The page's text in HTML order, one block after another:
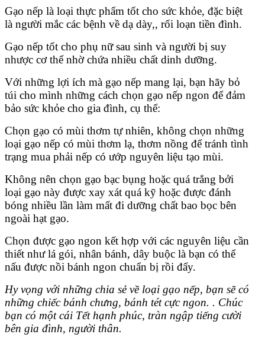
Gạo nếp là loại thực phẩm tốt cho sức khỏe, đặc biệt
là người mắc các bệnh về dạ dày,, rối loạn tiền đình.
Gạo nếp tốt cho phụ nữ sau sinh và người bị suy
nhược cơ thể nhờ chứa nhiều chất dinh dưỡng.
Với những lợi ích mà gạo nếp mang lại, bạn hãy bỏ
túi cho mình những cách chọn gạo nếp ngon để đảm
bảo sức khỏe cho gia đình, cụ thể:
Chọn gạo có mùi thơm tự nhiên, không chọn những
loại gạo nếp có mùi thơm lạ, thơm nồng để tránh tình
trạng mua phải nếp có ướp nguyên liệu tạo mùi.
Không nên chọn gạo bạc bụng hoặc quá trắng bởi
loại gạo này được xay xát quá kỹ hoặc được đánh
bóng nhiều lần làm mất đi dưỡng chất bao bọc bên
ngoài hạt gạo.
Chọn được gạo ngon kết hợp với các nguyên liệu cần
thiết như lá gói, nhân bánh, dây buộc là bạn có thể
nấu được nồi bánh ngon chuẩn bị rồi đấy.
Hy vọng với những chia sẻ về loại gạo nếp, bạn sẽ có
những chiếc bánh chưng, bánh tét cực ngon. . Chúc
bạn có một cái Tết hạnh phúc, tràn ngập tiếng cười
bên gia đình, người thân.